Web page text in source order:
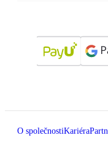
O společnostiKariéra